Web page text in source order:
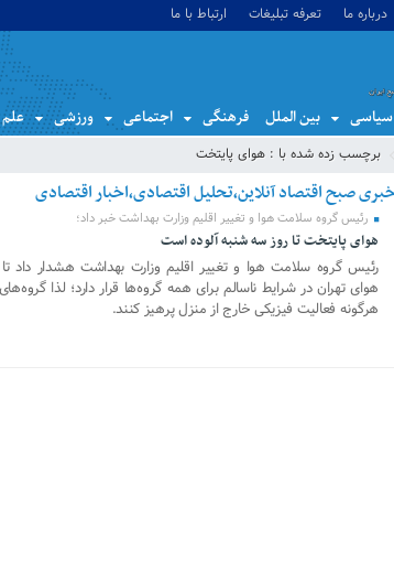
درباره ما تعرفه تبلیغات ارتباط با ما
سیاسی بین الملل فرهنگی اجتماعی ورزشی علم
برچسب زده شده با : هوای پایتخت
رئیس گروه سلامت هوا و تغییر اقلیم وزارت بهداشت خبر داد؛
هوای پایتخت تا روز سه شنبه آلوده است
رئیس گروه سلامت هوا و تغییر اقلیم وزارت بهداشت هشدار داد
هوای تهران در شرایط ناسالم برای همه گروه‌ها قرار دارد؛ لذا
هرگونه فعالیت فیزیکی خارج از منزل پرهیز کنند.